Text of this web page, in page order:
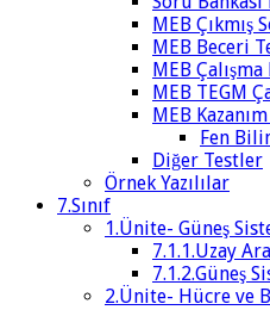
MEB Çıkmış
MEB Beceri
MEB
MEB TEGM
MEB
Fen
Diğer Testler
Örnek Yazılılar
7.Sınıf
1.Ünite- Güneş
7.1.1.Uzay
7.1.2.Güneş
2.Ünite- Hücre ve